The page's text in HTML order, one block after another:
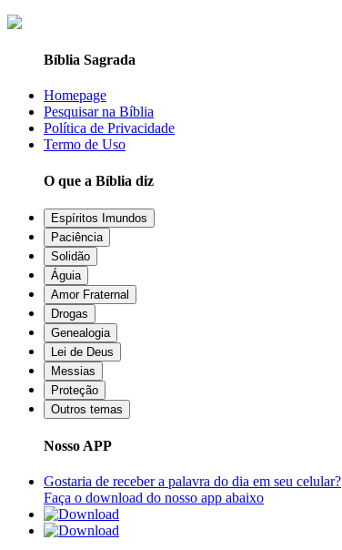
Bíblia Sagrada
Homepage
Pesquisar na Bíblia
Política de Privacidade
Termo de Uso
O que a Bíblia diz
Espíritos Imundos
Paciência
Solidão
Águia
Amor Fraternal
Drogas
Genealogia
Lei de Deus
Messias
Proteção
Outros temas
Nosso APP
Gostaria de receber a palavra do dia em seu celular?
Faça o download do nosso app abaixo